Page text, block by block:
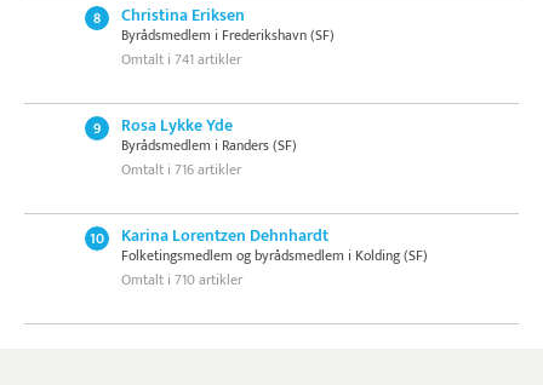
8 Christina Eriksen
Byrådsmedlem i Frederikshavn (SF)
Omtalt i 741 artikler
9 Rosa Lykke Yde
Byrådsmedlem i Randers (SF)
Omtalt i 716 artikler
10 Karina Lorentzen Dehnhardt
Folketingsmedlem og byrådsmedlem i Kolding (SF)
Omtalt i 710 artikler